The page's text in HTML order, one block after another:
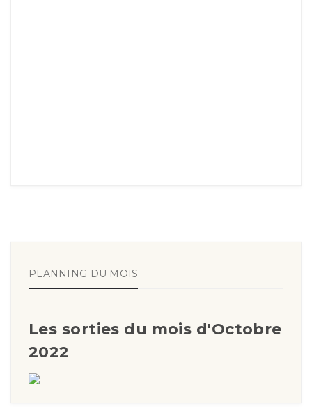
PLANNING DU MOIS
Les sorties du mois d'Octobre
2022